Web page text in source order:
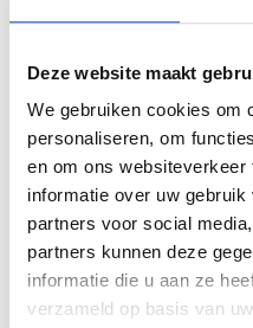
Deze website maakt
We gebruiken cookies om
personaliseren, om
en om ons
informatie over uw
partners voor social
partners kunnen deze
informatie die u aan ze
verzameld op basis van
altijd, maar kiest u voor
afleverpakketten, dan
koopt waar zorg aan
mogelijkheid te kiezen
wel of geen inruil. Vraag
NATIONALE AUTOPAS
AANWEZIG. Ook kunt u
camper, motor of boot